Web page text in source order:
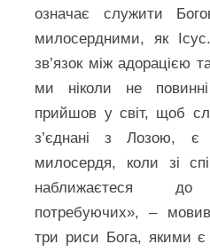
означає служити
милосердними, як
зв’язок між адорацією
ми ніколи не
прийшов у світ, щоб
з’єднані з Лозою, є
милосердя, коли зі
наближаєтеся
потребуючих», –
три риси Бога, якими є